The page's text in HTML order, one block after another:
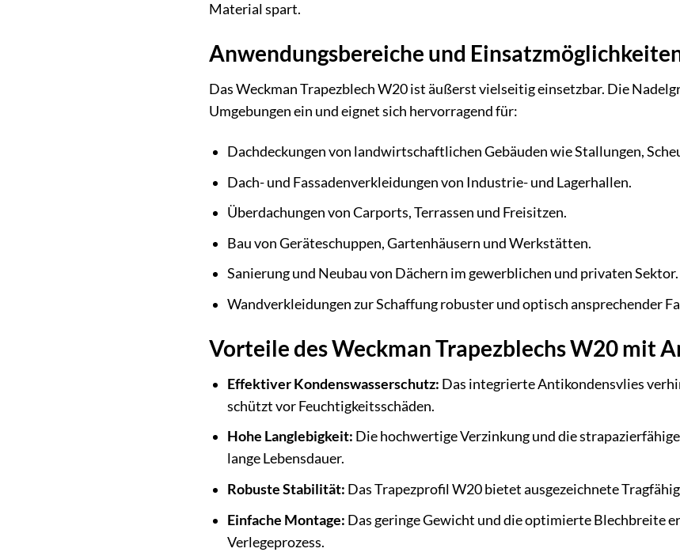
Material spart.
Anwendungsbereiche und
Das Weckman Trapezblech W20 ist äußerst vielseitig einsetzbar. Die
Umgebungen ein und eignet sich hervorragend für:
Dachdeckungen von landwirtschaftlichen Gebäuden wie Stallungen,
Dach- und Fassadenverkleidungen von Industrie- und Lagerhallen.
Überdachungen von Carports, Terrassen und Freisitzen.
Bau von Geräteschuppen, Gartenhäusern und Werkstätten.
Sanierung und Neubau von Dächern im gewerblichen und privaten Sektor.
Wandverkleidungen zur Schaffung robuster und optisch ansprechender
Vorteile des Weckman Trapezblechs W20 mit
Effektiver Kondenswasserschutz: Das integrierte Antikondensvlies
schützt vor Feuchtigkeitsschäden.
Hohe Langlebigkeit: Die hochwertige Verzinkung und die
lange Lebensdauer.
Robuste Stabilität: Das Trapezprofil W20 bietet ausgezeichnete
Einfache Montage: Das geringe Gewicht und die optimierte Blechbreite
Verlegeprozess.